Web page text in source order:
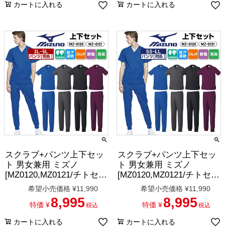
カートに入れる カートに入れる
スクラブ+パンツ上下セッ
ト 男女兼用 ミズノ
[MZ0120,MZ0121/チトセ］
（3L-5L）希望小売価格 ¥11,990
特価 ¥8,995税込
カートに入れる
スクラブ+パンツ上下セッ
ト 男女兼用 ミズノ
[MZ0120,MZ0121/チトセ］
（SS-LL）希望小売価格 ¥11,990
特価 ¥8,995税込
カートに入れる